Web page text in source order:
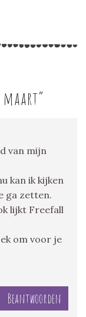
”
van mijn
kan ik kijken
ga zetten.
lijkt Freefall
om voor je
Beantwoorden